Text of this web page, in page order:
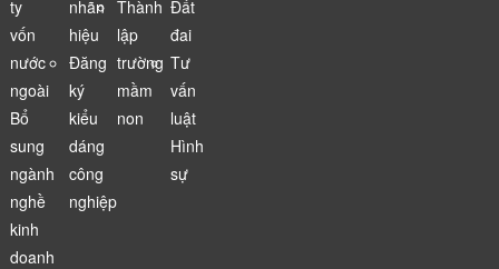
ty
vốn
nước
ngoài
Bổ
sung
ngành
nghề
kinh
doanh
nhãn
hiệu
Đăng
ký
kiểu
dáng
công
nghiệp
Thành
lập
trường
mầm
non
Đất
đai
Tư
vấn
luật
Hình
sự